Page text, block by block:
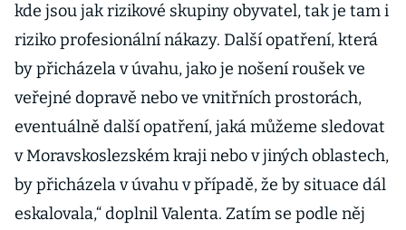
kde jsou jak rizikové skupiny obyvatel, tak je tam i
riziko profesionální nákazy. Další opatření, která
by přicházela v úvahu, jako je nošení roušek ve
veřejné dopravě nebo ve vnitřních prostorách,
eventuálně další opatření, jaká můžeme sledovat
v Moravskoslezském kraji nebo v jiných oblastech,
by přicházela v úvahu v případě, že by situace dál
eskalovala,“ doplnil Valenta. Zatím se podle něj